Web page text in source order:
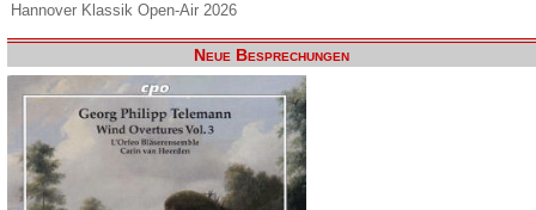
Hannover Klassik Open-Air 2026
Neue Besprechungen